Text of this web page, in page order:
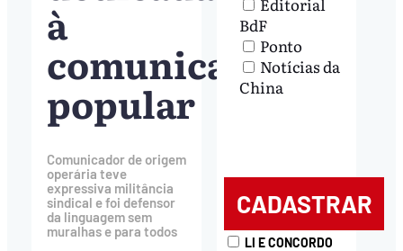
à
comunicação
popular
Comunicador de origem
operária teve
expressiva militância
sindical e foi defensor
da linguagem sem
muralhas e para todos
BdF
Ponto
Notícias da
China
LI E CONCORDO